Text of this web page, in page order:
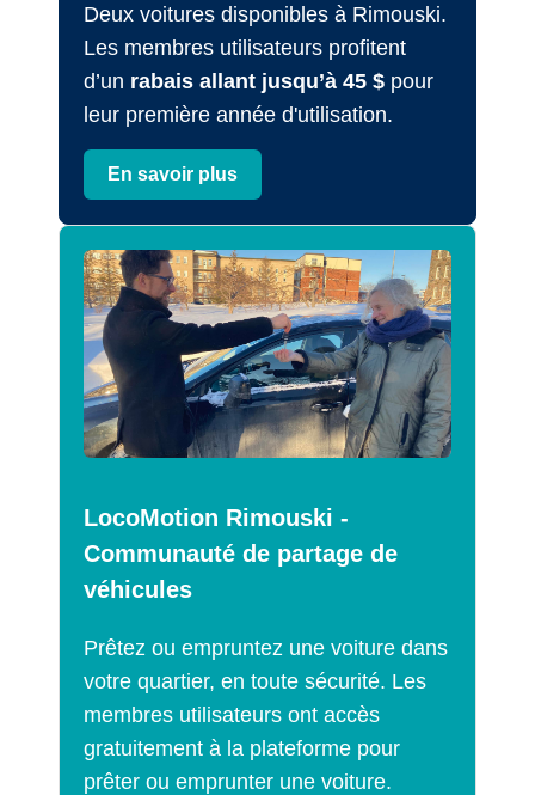
Deux voitures disponibles à Rimouski.
Les membres utilisateurs profitent
d’un rabais allant jusqu’à 45 $ pour
leur première année d'utilisation.
En savoir plus
LocoMotion Rimouski -
Communauté de partage de
véhicules
Prêtez ou empruntez une voiture dans
votre quartier, en toute sécurité. Les
membres utilisateurs ont accès
gratuitement à la plateforme pour
prêter ou emprunter une voiture.